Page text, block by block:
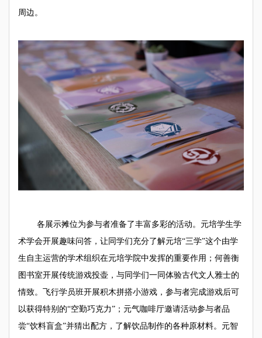
周边。
各展示摊位为参与者准备了丰富多彩的活动。 元培学生学
术学会开展趣味问答，让同学们 充分了解元培“三学”这个由学
生自主运营的学术组织在元培学院中发挥的重要作用；何善衡
图书室开展传统游戏投壶，与同学们一同体验古代文人雅士的
情致。飞行学员班开展积木拼搭小游戏，参与者完成游戏后可
以获得特别的“空勤巧克力”；元气咖啡厅邀请活动参与者品
尝“饮料盲盒”并猜出配方，了解饮品制作的各种原材料。元智